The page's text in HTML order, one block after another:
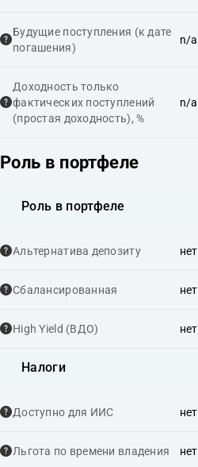
Будущие поступления (к дате
погашения)
n/a
Доходность только
фактических поступлений
(простая доходность), %
n/a
Роль в портфеле
Роль в портфеле
Альтернатива депозиту нет
Сбалансированная нет
High Yield (ВДО) нет
Налоги
Доступно для ИИС нет
Льгота по времени владения нет